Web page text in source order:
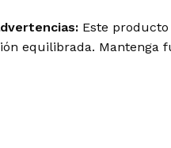
Este
equilibrada. Mantenga